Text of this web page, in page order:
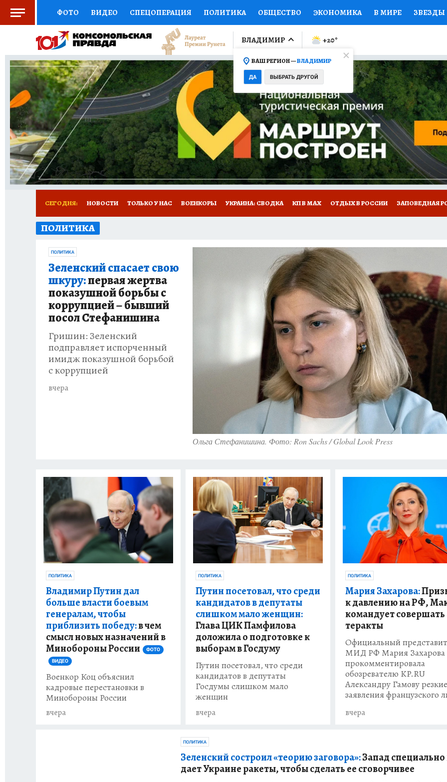
ФОТО ВИДЕО СПЕЦОПЕРАЦИЯ ПОЛИТИКА ОБЩЕСТВО ЭКОНОМИКА В МИРЕ ЗВЕЗДЫ
СОЦПОДДЕРЖКА НАУКА СПОРТ КОЛУМНИСТЫ ПРОИСШЕСТВИЯ НАЦИОНАЛЬНЫЕ
ВЫБОР ЭКСПЕРТОВ ДОКТОР ФИНАНСЫ ОТКРЫВАЕМ МИР Я ЗНАЮ СЕМЬЯ ЖЕНСКИЕ
КНИЖНАЯ ПОЛКА ПРОГНОЗЫ НА СПОРТ ПРОМОКОДЫ СЕРИАЛЫ СПЕЦПРОЕКТЫ
ПРЕСС-ЦЕНТР НЕДВИЖИМОСТЬ ТЕЛЕВИЗОР КОЛЛЕКЦИИ КОНКУРСЫ РАБОТА У НАС
РАДИО КП РЕКЛАМА ТЕСТЫ НОВОЕ НА САЙТЕ СПЕЦПРОЕКТЫ КП-ВЛАДИМИР
ВЛАДИМИР
ВАШ РЕГИОН —ВЛАДИМИР
ДА ВЫБРАТЬ ДРУГОЙ
+20°
СЕГОДНЯ: НОВОСТИ ТОЛЬКО У НАС ВОЕНКОРЫ УКРАИНА: СВОДКА КП В МАХ ОТДЫХ В РОССИИ ЗАПОВЕДНАЯ
ИСПЫТАНО НА СЕБЕ
ПОЛИТИКА
Ольга Стефанишина. Фото: Ron Sachs / Global Look Press
ПОЛИТИКА
Зеленский спасает свою
шкуру:первая жертва
показушной борьбы с
коррупцией – бывший
посол Стефанишина
Гришин: Зеленский
подправляет испорченный
имидж показушной борьбой
с коррупцией
вчера
ПОЛИТИКА
Владимир Путин дал
больше власти боевым
генералам, чтобы
приблизить победу:в чем
смысл новых назначений в
Минобороны России
ФОТО
ВИДЕО
Военкор Коц объяснил
кадровые перестановки в
Минобороны России
вчера
ПОЛИТИКА
Путин посетовал, что среди
кандидатов в депутаты
слишком мало женщин:
Глава ЦИК Памфилова
доложила о подготовке к
выборам в Госдуму
Путин посетовал, что среди
кандидатов в депутаты
Госдумы слишком мало
женщин
вчера
ПОЛИТИКА
Мария Захарова:
к давлению на РФ,
командует совершать
теракты
Официальный
МИД РФ Мария Захарова
прокомментировала
обозревателю KP.RU
Александру Гамову резкие
заявления французского
вчера
ПОЛИТИКА
Зеленский состроил «теорию заговора»:Запад специально
дает Украине ракеты, чтобы сделать ее сговорчивее